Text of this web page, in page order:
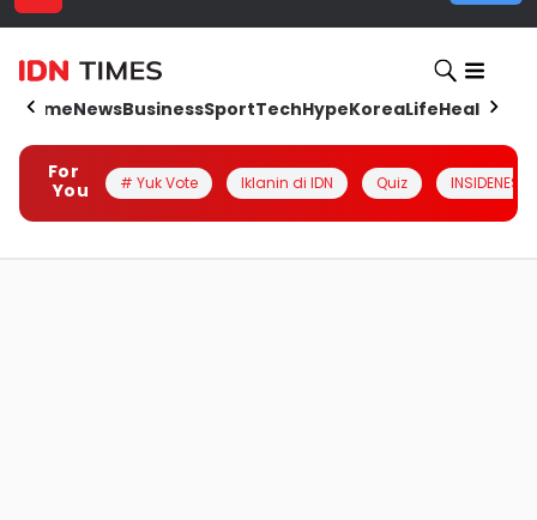
HomeNewsBusinessSportTechHypeKoreaLifeHealth
For
You
# Yuk Vote Iklanin di IDN Quiz INSIDENESIA